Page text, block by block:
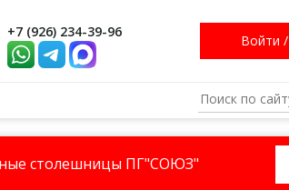
+7 (926) 234-39-96
Войти /
столешницы ПГ"СОЮЗ"